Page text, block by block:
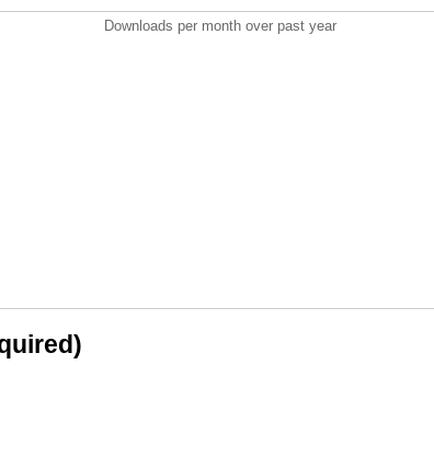
Downloads per month over past year